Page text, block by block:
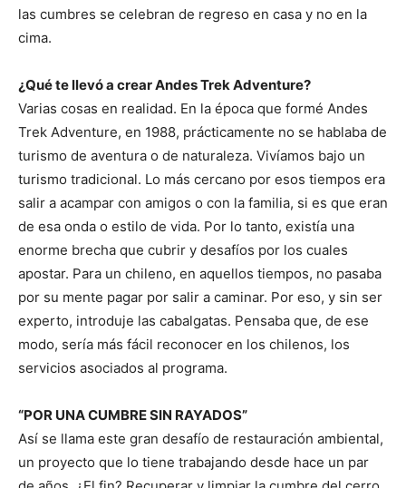
las cumbres se celebran de regreso en casa y no en la
cima.
¿Qué te llevó a crear Andes Trek Adventure?
Varias cosas en realidad. En la época que formé Andes
Trek Adventure, en 1988, prácticamente no se hablaba de
turismo de aventura o de naturaleza. Vivíamos bajo un
turismo tradicional. Lo más cercano por esos tiempos era
salir a acampar con amigos o con la familia, si es que eran
de esa onda o estilo de vida. Por lo tanto, existía una
enorme brecha que cubrir y desafíos por los cuales
apostar. Para un chileno, en aquellos tiempos, no pasaba
por su mente pagar por salir a caminar. Por eso, y sin ser
experto, introduje las cabalgatas. Pensaba que, de ese
modo, sería más fácil reconocer en los chilenos, los
servicios asociados al programa.
“POR UNA CUMBRE SIN RAYADOS”
Así se llama este gran desafío de restauración ambiental,
un proyecto que lo tiene trabajando desde hace un par